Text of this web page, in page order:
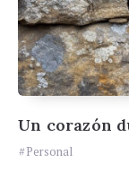
Un corazón
Personal